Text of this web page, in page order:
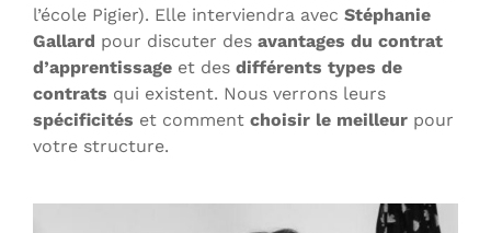
l’école Pigier). Elle interviendra avec Stéphanie
Gallard pour discuter des avantages du contrat
d’apprentissageet des différents types de
contrats qui existent. Nous verrons leurs
spécificités et comment choisir le meilleurpour
votre structure.